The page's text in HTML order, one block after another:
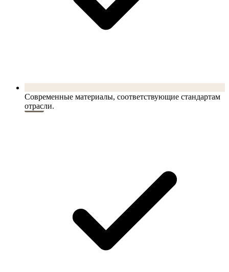
Современные материалы, соответствующие стандартам
отрасли.